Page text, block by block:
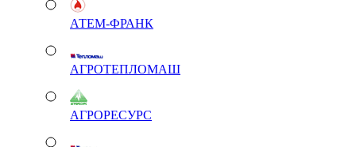
АТЕМ-ФРАНК
АГРОТЕПЛОМАШ
АГРОРЕСУРС